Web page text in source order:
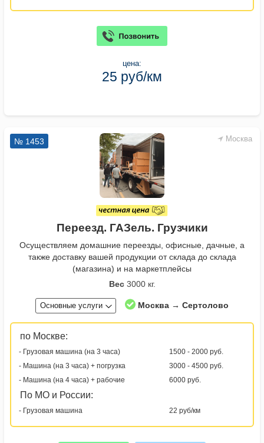
цена:
25 руб/км
Москва
№ 1453
Переезд. ГАЗель. Грузчики
Осуществляем домашние переезды, офисные, дачные, а
также доставку вашей продукции от склада до склада
(магазина) и на маркетплейсы
Вес3000 кг.
Основные услуги Москва → Сертолово
по Москве:
- Грузовая машина (на 3 часа)
1500 - 2000 руб.
- Машина (на 3 часа) + погрузка
3000 - 4500 руб.
- Машина (на 4 часа) + рабочие
6000 руб.
По МО и России:
- Грузовая машина 22 руб/км